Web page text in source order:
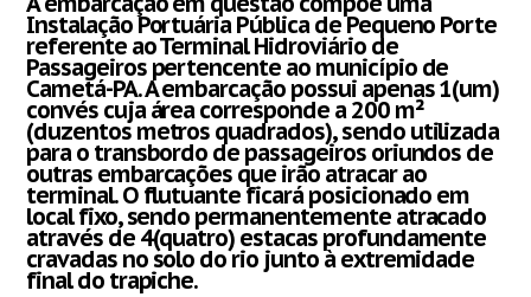
Instalação Portuária Pública de Pequeno Porte
referente ao Terminal Hidroviário de
Passageiros pertencente ao município de
Cametá-PA. A embarcação possui apenas 1(um)
convés cuja área corresponde a 200 m²
(duzentos metros quadrados), sendo utilizada
para o transbordo de passageiros oriundos de
outras embarcações que irão atracar ao
terminal. O flutuante ficará posicionado em
local fixo, sendo permanentemente atracado
através de 4(quatro) estacas profundamente
cravadas no solo do rio junto à extremidade
final do trapiche.